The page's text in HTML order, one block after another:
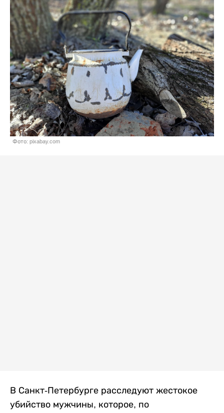
Фото: pixabay.com
В Санкт-Петербурге расследуют жестокое
убийство мужчины, которое, по